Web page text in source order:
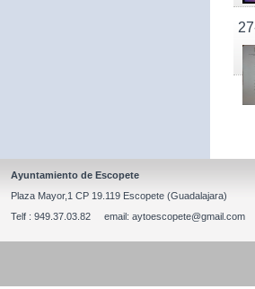
Ayuntamiento de Escopete
Plaza Mayor,1 CP 19.119 Escopete (Guadalajara)
Telf : 949.37.03.82 email: aytoescopete@gmail.com